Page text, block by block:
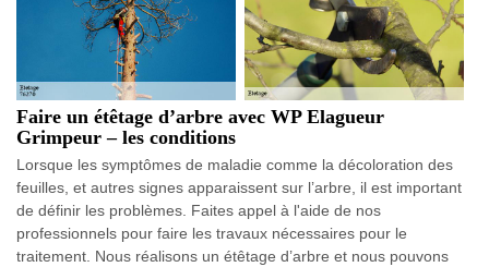
Faire un étêtage d’arbre avec WP Elagueur
Grimpeur – les conditions
Lorsque les symptômes de maladie comme la décoloration des
feuilles, et autres signes apparaissent sur l’arbre, il est important
de définir les problèmes. Faites appel à l'aide de nos
professionnels pour faire les travaux nécessaires pour le
traitement. Nous réalisons un étêtage d’arbre et nous pouvons